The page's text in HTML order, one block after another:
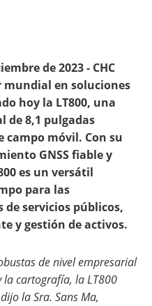
de 2023 - CHC
mundial en soluciones
hoy la LT800, una
de 8,1 pulgadas
campo móvil. Con su
GNSS fiable y
es un versátil
para las
de servicios públicos,
y gestión de activos.
de nivel empresarial
cartografía, la LT800
la Sra. Sans Ma,